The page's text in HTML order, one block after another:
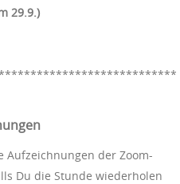
29.9.)
*****************
Aufzeichnungen der Zoom-
Du die Stunde wiederholen